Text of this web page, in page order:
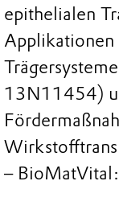
epithelialen
13N11454)
–